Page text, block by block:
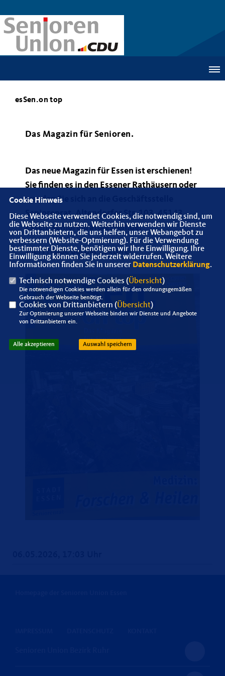
esSen.on top
Das Magazin für Senioren.
Das neue Magazin für Essen ist erschienen!
Sie finden es in den Essener Rathäusern oder
wenden Sie sich an die Geschäftsstelle
Seniorenrat, Altendorfer Str. 103, 45143
Essen, seniorenrat@essen.de.
Viel Freude bei der Lektüre!
Cookie Hinweis
Diese Webseite verwendet Cookies, die notwendig sind, um
die Webseite zu nutzen. Weiterhin verwenden wir Dienste
von Drittanbietern, die uns helfen, unser Webangebot zu
verbessern (Website-Optmierung). Für die Verwendung
bestimmter Dienste, benötigen wir Ihre Einwilligung. Ihre
Einwilligung können Sie jederzeit widerrufen. Weitere
Informationen finden Sie in unserer Datenschutzerklärung.
Technisch notwendige Cookies (Übersicht)
Die notwendigen Cookies werden allein für den ordnungsgemäßen
Gebrauch der Webseite benötigt.
Cookies von Drittanbietern (Übersicht)
Zur Optimierung unserer Webseite binden wir Dienste und Angebote
von Drittanbietern ein.
Alle akzeptieren Auswahl speichern